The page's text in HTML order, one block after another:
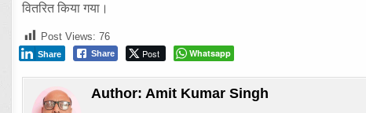
वितरित किया गया।
Post Views: 76
Share Post
Share Whatsapp
Author: Amit Kumar Singh